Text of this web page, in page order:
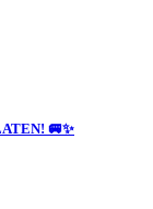
🚐✨